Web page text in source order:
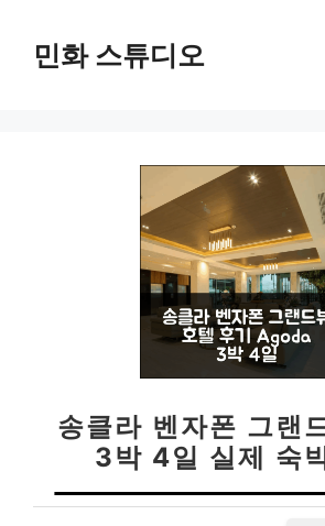
민화 스튜디오
송클라 벤자폰 그랜
3박 4일 실제 숙